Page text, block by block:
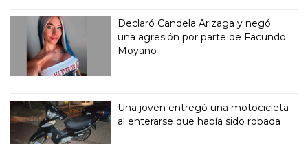
Declaró Candela Arizaga y negó
una agresión por parte de Facundo
Moyano
Una joven entregó una motocicleta
al enterarse que había sido robada